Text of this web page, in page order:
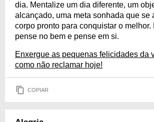
dia. Mentalize um dia diferente, um
alcançado, uma meta sonhada que se
corpo pronto para conquistar o melhor.
pense no bem e pense em si.
Enxergue as pequenas felicidades da
como não reclamar hoje!
COPIAR